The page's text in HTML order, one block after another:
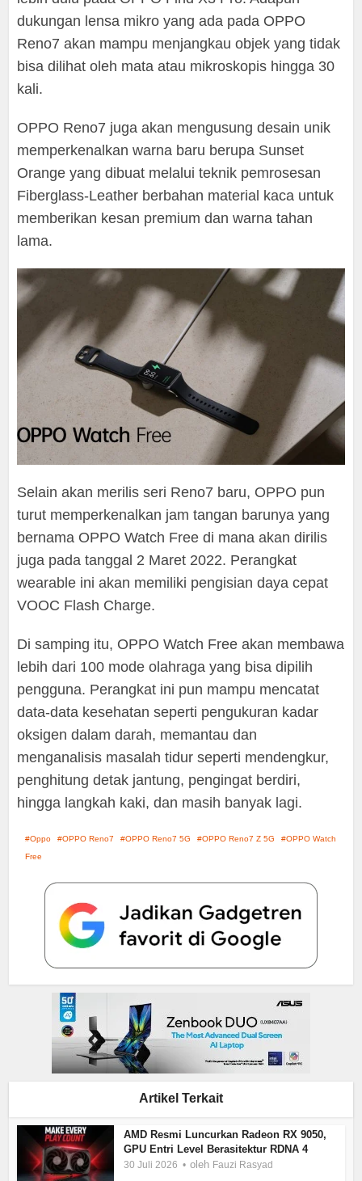
dukungan lensa mikro yang ada pada OPPO
Reno7 akan mampu menjangkau objek yang tidak
bisa dilihat oleh mata atau mikroskopis hingga 30
kali.
OPPO Reno7 juga akan mengusung desain unik
memperkenalkan warna baru berupa Sunset
Orange yang dibuat melalui teknik pemrosesan
Fiberglass-Leather berbahan material kaca untuk
memberikan kesan premium dan warna tahan
lama.
Selain akan merilis seri Reno7 baru, OPPO pun
turut memperkenalkan jam tangan barunya yang
bernama OPPO Watch Free di mana akan dirilis
juga pada tanggal 2 Maret 2022. Perangkat
wearable ini akan memiliki pengisian daya cepat
VOOC Flash Charge.
Di samping itu, OPPO Watch Free akan membawa
lebih dari 100 mode olahraga yang bisa dipilih
pengguna. Perangkat ini pun mampu mencatat
data-data kesehatan seperti pengukuran kadar
oksigen dalam darah, memantau dan
menganalisis masalah tidur seperti mendengkur,
penghitung detak jantung, pengingat berdiri,
hingga langkah kaki, dan masih banyak lagi.
Oppo OPPO Reno7 OPPO Reno7 5G OPPO Reno7 Z 5G
OPPO Watch
Free
Artikel Terkait
AMD Resmi Luncurkan Radeon RX 9050,
GPU Entri Level Berasitektur RDNA 4
30 Juli 2026 oleh Fauzi Rasyad